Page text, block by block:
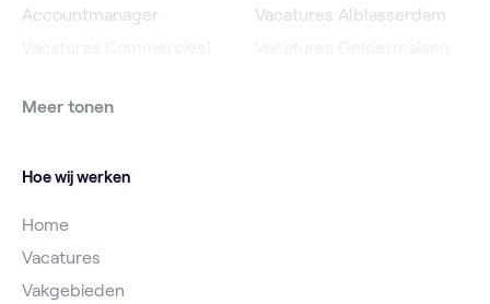
Accountmanager
Vacatures Online
Vacatures Alblasserdam
Meer tonen
Hoe wij werken
Home
Vacatures
Vakgebieden